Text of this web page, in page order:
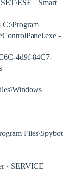
Smart
-
4d9f-84C7-
Files\Spybot
‹ SERVICE